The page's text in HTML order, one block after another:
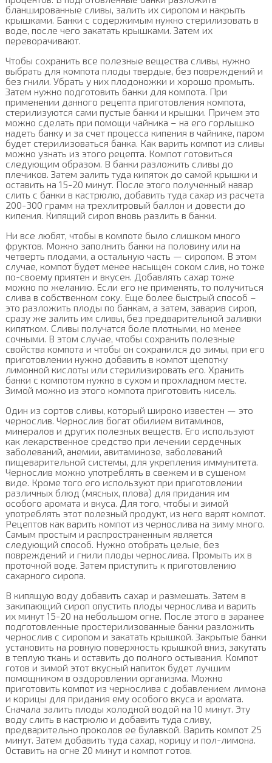
бланшированные сливы, залить их сиропом и накрыть
крышками. Банки с содержимым нужно стерилизовать в
воде, после чего закатать крышками. Затем их
переворачивают.
Чтобы сохранить все полезные вещества сливы, нужно
выбрать для компота плоды твердые, без повреждений и
без гнили. Убрать у них плодоножки и хорошо промыть.
Затем нужно подготовить банки для компота. При
применении данного рецепта приготовления компота,
стерилизуются сами пустые банки и крышки. Причем это
можно сделать при помощи чайника – на его горлышко
надеть банку и за счет процесса кипения в чайнике, паром
будет стерилизоваться банка. Как варить компот из сливы
можно узнать из этого рецепта. Компот готовиться
следующим образом. В банки разложить сливы до
плечиков. Затем залить туда кипяток до самой крышки и
оставить на 15-20 минут. После этого полученный навар
слить с банки в кастрюлю, добавить туда сахар из расчета
200-300 грамм на трехлитровый баллон и довести до
кипения. Кипящий сироп вновь разлить в банки.
Ни все любят, чтобы в компоте было слишком много
фруктов. Можно заполнить банки на половину или на
четверть плодами, а остальную часть — сиропом. В этом
случае, компот будет менее насыщен соком слив, но тоже
по-своему приятен и вкусен. Добавлять сахар тоже
можно по желанию. Если его не применять, то получиться
слива в собственном соку. Еще более быстрый способ –
это разложить плоды по банкам, а затем, заварив сироп,
сразу же залить им сливы, без предварительной заливки
кипятком. Сливы получатся боле плотными, но менее
сочными. В этом случае, чтобы сохранить полезные
свойства компота и чтобы он сохранился до зимы, при его
приготовлении нужно добавить в компот щепотку
лимонной кислоты или стерилизировать его. Хранить
банки с компотом нужно в сухом и прохладном месте.
Зимой можно из этого компота приготовить кисель.
Один из сортов сливы, который широко известен — это
чернослив. Чернослив богат обилием витаминов,
минералов и других полезных веществ. Его используют
как лекарственное средство при лечении сердечных
заболеваний, анемии, авитаминозе, заболеваний
пищеварительной системы, для укрепления иммунитета.
Чернослив можно употреблять в свежем и в сушеном
виде. Кроме того его используют при приготовлении
различных блюд (мясных, плова) для придания им
особого аромата и вкуса. Для того, чтобы и зимой
употреблять этот полезный продукт, из него варят компот.
Рецептов как варить компот из чернослива на зиму много.
Самым простым и распространенным является
следующий способ. Нужно отобрать целые, без
повреждений и гнили плоды чернослива. Промыть их в
проточной воде. Затем приступить к приготовлению
сахарного сиропа.
В кипящую воду добавить сахар и размешать. Затем в
закипающий сироп опустить плоды чернослива и варить
их минут 15-20 на небольшом огне. После этого в заранее
подготовленные простерилизованные банки разложить
чернослив с сиропом и закатать крышкой. Закрытые банки
установить на ровную поверхность крышкой вниз, закутать
в теплую ткань и оставить до полного остывания. Компот
готов и зимой этот вкусный напиток будет лучшим
помощником в оздоровлении организма. Можно
приготовить компот из чернослива с добавлением лимона
и корицы для придания ему особого вкуса и аромата.
Сначала залить плоды холодной водой на 10 минут. Эту
воду слить в кастрюлю и добавить туда сливу,
предварительно проколов ее булавкой. Варить компот 25
минут. Затем добавить туда сахар, корицу и пол-лимона.
Оставить на огне 20 минут и компот готов.